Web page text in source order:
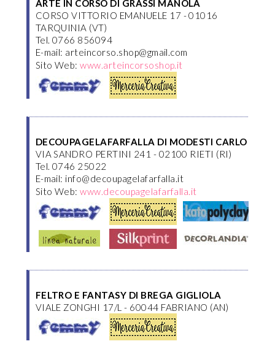
ARTE IN CORSO DI GRASSI MANOLA
CORSO VITTORIO EMANUELE 17 - 01016
TARQUINIA (VT)
Tel. 0766 856094
E-mail: arteincorso.shop@gmail.com
Sito Web:www.arteincorsoshop.it
DECOUPAGELAFARFALLA DI MODESTI CARLO
VIA SANDRO PERTINI 241 - 02100 RIETI (RI)
Tel. 0746 25022
E-mail: info@decoupagelafarfalla.it
Sito Web:www.decoupagelafarfalla.it
FELTRO E FANTASY DI BREGA GIGLIOLA
VIALE ZONGHI 17/L - 60044 FABRIANO (AN)